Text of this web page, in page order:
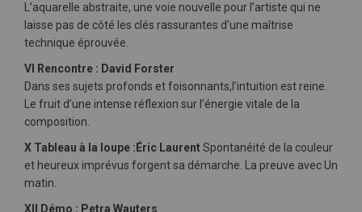
L’aquarelle abstraite, une voie nouvelle pour l’artiste qui ne
laisse pas de côté les clés rassurantes d’une maîtrise
technique éprouvée.
VI Rencontre : David Forster
Dans ses sujets profonds et foisonnants,l’intuition est reine.
Le fruit d’une intense réflexion sur l’énergie vitale de la
composition.
X Tableau à la loupe :Éric LaurentSpontanéité de la couleur
et heureux imprévus forgent sa démarche. La preuve avec Un
matin.
XII Démo : Petra Wauters